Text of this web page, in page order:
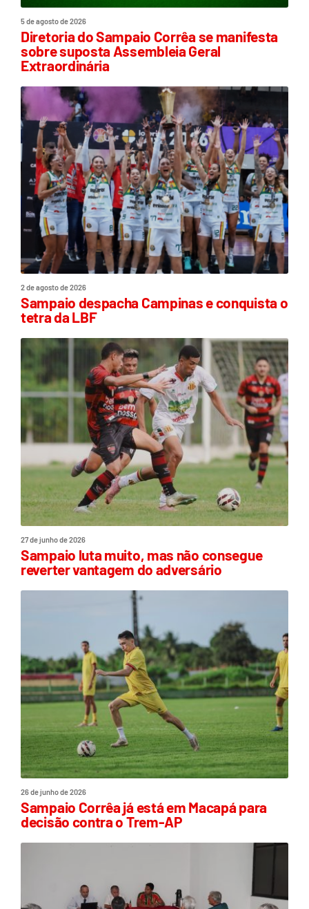
5 de agosto de 2026
Diretoria do Sampaio Corrêa se manifesta
sobre suposta Assembleia Geral
Extraordinária
2 de agosto de 2026
Sampaio despacha Campinas e conquista o
tetra da LBF
27 de junho de 2026
Sampaio luta muito, mas não consegue
reverter vantagem do adversário
26 de junho de 2026
Sampaio Corrêa já está em Macapá para
decisão contra o Trem-AP